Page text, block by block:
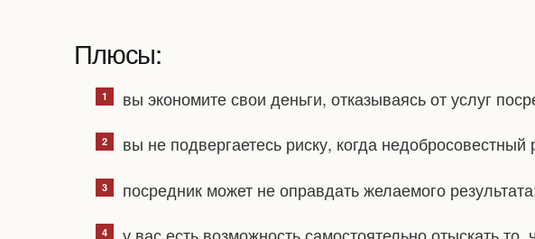
Плюсы:
вы экономите свои деньги, отказываясь от услуг
вы не подвергаетесь риску, когда
посредник может не оправдать желаемого